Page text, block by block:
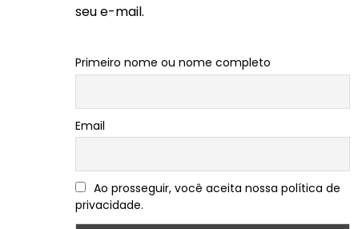
seu e-mail.
Primeiro nome ou nome completo
Email
Ao prosseguir, você aceita nossa política de
privacidade.